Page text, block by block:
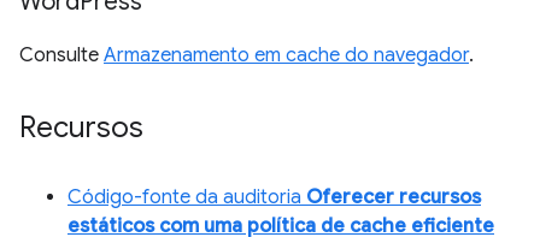
Consulte Armazenamento em cache do navegador.
Recursos
Código-fonte da auditoria Oferecer recursos
estáticos com uma política de cache eficiente